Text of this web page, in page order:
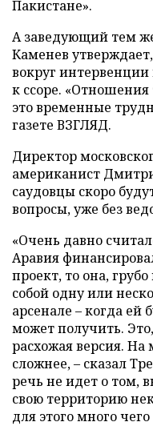
Пакистане».
А заведующий тем
Каменев
вокруг
к ссоре.
это временные
газете ВЗГЛЯД.
Директор
американист
саудовцы скоро
вопросы, уже без
«Очень давно
Аравия
проект, то она,
собой одну или
арсенале – когда ей
может получить.
расхожая версия. На
сложнее, – сказал
речь не идет о том,
свою территорию
для этого много